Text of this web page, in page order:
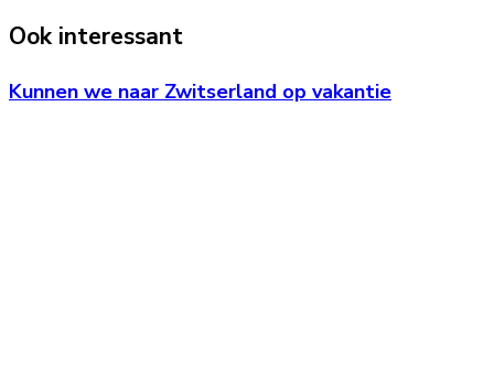
Ook interessant
Kunnen we naar Zwitserland op vakantie